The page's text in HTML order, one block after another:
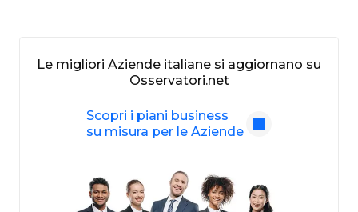
Le migliori Aziende italiane si aggiornano su
Osservatori.net
Scopri i piani business
su misura per le Aziende